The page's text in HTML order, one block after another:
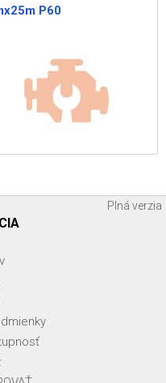
P60
Plná verzia